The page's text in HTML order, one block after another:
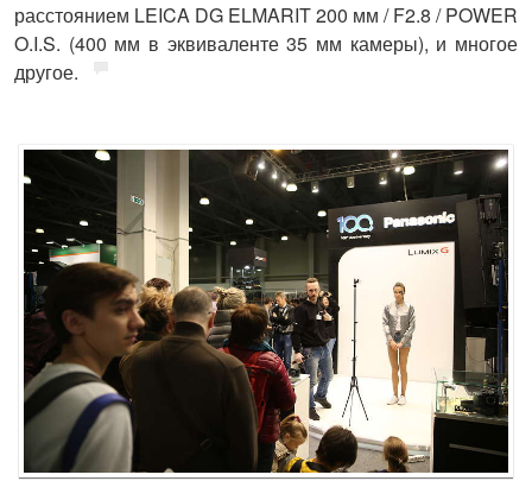
расстоянием LEICA DG ELMARIT 200 мм / F2.8 / POWER
O.I.S. (400 мм в эквиваленте 35 мм камеры), и многое
другое.